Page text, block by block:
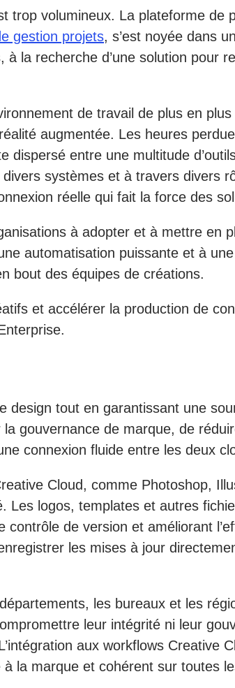
trop volumineux. La plateforme de
gestion projets, s’est noyée dans
la recherche d’une solution pour
de travail de plus en
augmentée. Les heures
entre une multitude
systèmes et à travers divers
réelle qui fait la force des
à adopter et à mettre en
automatisation puissante et à
bout des équipes de créations.
et accélérer la production de
tout en garantissant une
gouvernance de marque, de
connexion fluide entre les deux
Cloud, comme Photoshop,
Les logos, templates et autres
de version et améliorant
les mises à jour
les bureaux et les
leur intégrité ni leur
aux workflows Creative
la marque et cohérent sur toutes